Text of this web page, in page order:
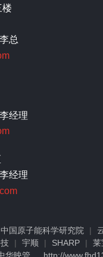
楼
总
经理
经理
中国原子能科学研究院 |
| 宇顺 | SHARP |
莱
华映管 http://